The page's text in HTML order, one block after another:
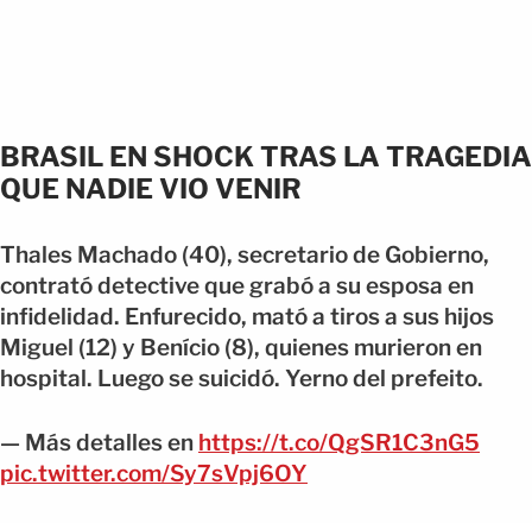
BRASIL EN SHOCK TRAS LA TRAGEDIA
QUE NADIE VIO VENIR
Thales Machado (40), secretario de Gobierno,
contrató detective que grabó a su esposa en
infidelidad. Enfurecido, mató a tiros a sus hijos
Miguel (12) y Benício (8), quienes murieron en
hospital. Luego se suicidó. Yerno del prefeito.
— Más detalles en https://t.co/QgSR1C3nG5
pic.twitter.com/Sy7sVpj6OY